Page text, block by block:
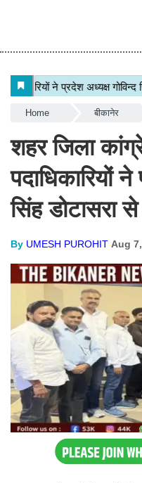
Home बीकानेर
शहर जिला
पदाधिकारियों
सिंह डोटासरा
By UMESH PUROHIT Aug